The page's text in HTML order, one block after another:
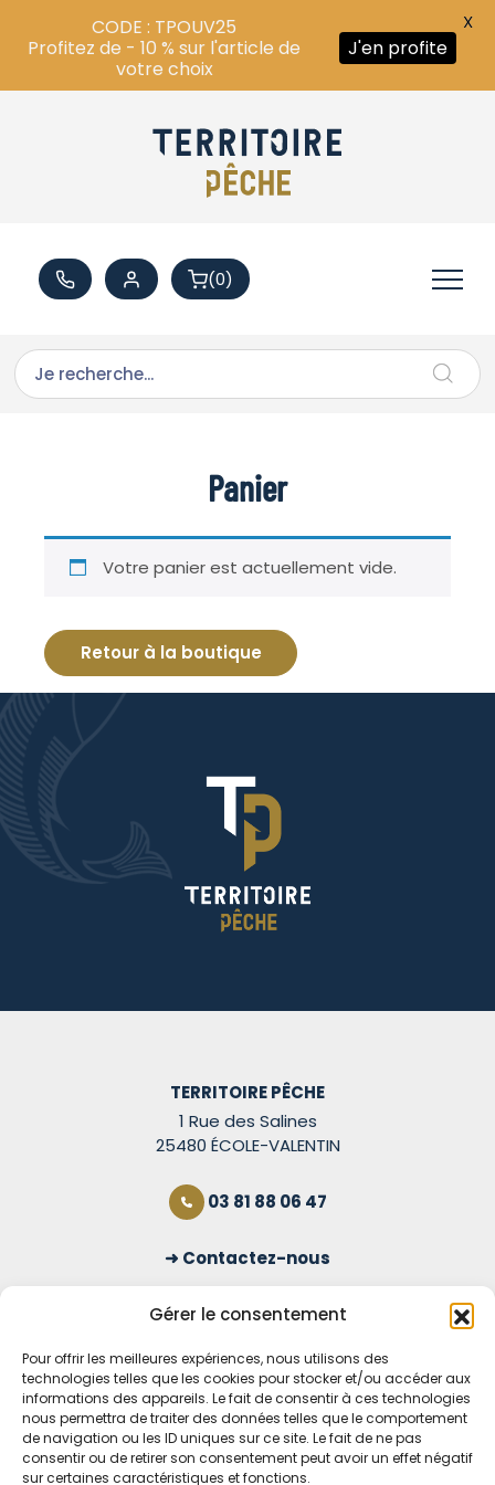
Gérer le consentement
Pour offrir les meilleures expériences, nous utilisons des
technologies telles que les cookies pour stocker et/ou accéder aux
informations des appareils. Le fait de consentir à ces technologies
nous permettra de traiter des données telles que le comportement
de navigation ou les ID uniques sur ce site. Le fait de ne pas
consentir ou de retirer son consentement peut avoir un effet négatif
sur certaines caractéristiques et fonctions.
(0)
Panier
Votre panier est actuellement vide.
Retour à la boutique
TERRITOIRE PÊCHE
1 Rue des Salines
25480 ÉCOLE-VALENTIN
03 81 88 06 47
Contactez-nous
OUVERT TOUS LES JOURS
Voir nos horaires
MENTIONS LÉGALES
CODE : TPOUV25
Profitez de - 10 % sur l'article de
votre choix
J'en profite
X